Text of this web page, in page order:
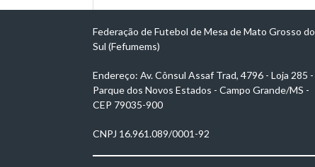
Federação de Futebol de Mesa de Mato Grosso do
Sul (Fefumems)
Endereço: Av. Cônsul Assaf Trad, 4796 - Loja 285 -
Parque dos Novos Estados - Campo Grande/MS -
CEP 79035-900
CNPJ 16.961.089/0001-92